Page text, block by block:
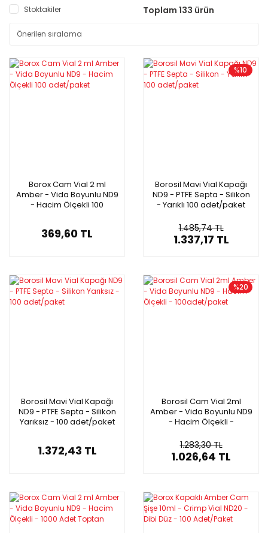
Stoktakiler Toplam 133 ürün
Borox Cam Vial 2 ml
Amber - Vida Boyunlu ND9
- Hacim Ölçekli 100
369,60 TL
%10
Borosil Mavi Vial Kapağı
ND9 - PTFE Septa - Silikon
- Yarıklı 100 adet/paket
1.485,74 TL
1.337,17 TL
Borosil Mavi Vial Kapağı
ND9 - PTFE Septa - Silikon
Yarıksız - 100 adet/paket
1.372,43 TL
%20
Borosil Cam Vial 2ml
Amber - Vida Boyunlu ND9
- Hacim Ölçekli -
1.283,30 TL
1.026,64 TL